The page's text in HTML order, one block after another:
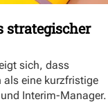
strategischer
sich, dass
eine kurzfristige
Interim-Manager.